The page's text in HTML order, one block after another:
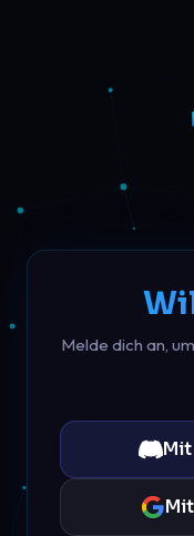
Melde dich an,
Mit